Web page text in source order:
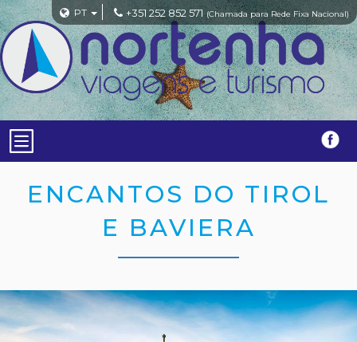
PT +351 252 852 571 (Chamada para Rede Fixa Nacional)
ENCANTOS DO TIROL
E BAVIERA